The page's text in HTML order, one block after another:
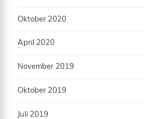
Oktober 2020
April 2020
November 2019
Oktober 2019
Juli 2019